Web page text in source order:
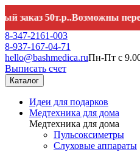
50т.р..Возможны перебои
8-347-2161-003
8-937-167-04-71
hello@bashmedica.ruПн-Пт с
Выписать счет
Каталог
Идеи для подарков
Медтехника для дома
Медтехника для дома
Пульсоксиметры
Слуховые аппараты